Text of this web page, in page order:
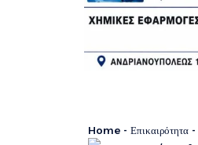
Home - Επικαιρότητα -